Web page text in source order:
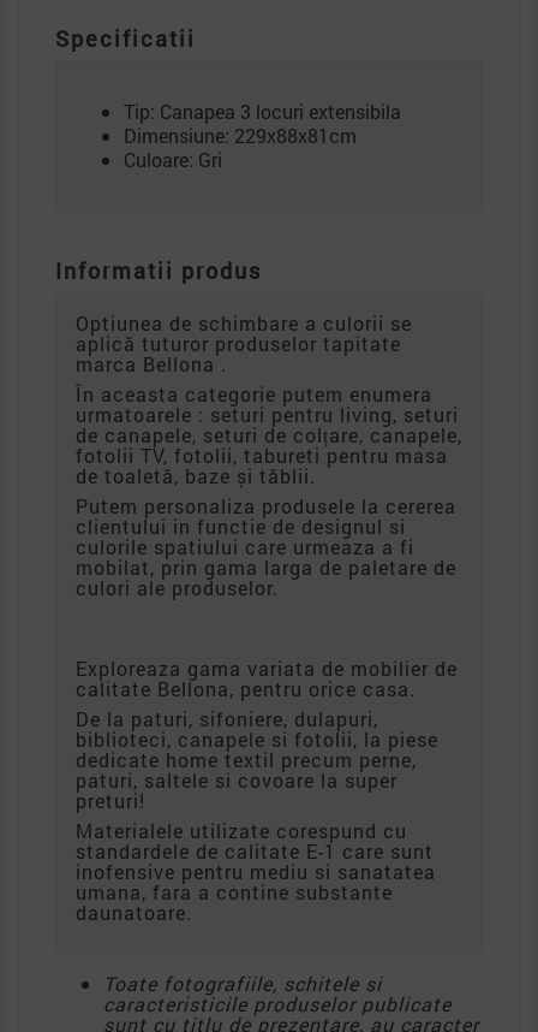
Specificatii
Tip: Canapea 3 locuri extensibila
Dimensiune: 229x88x81cm
Culoare: Gri
Informatii produs
Optiunea de schimbare a culorii se
aplică tuturor produselor tapitate
marca Bellona .
În aceasta categorie putem enumera
urmatoarele : seturi pentru living, seturi
de canapele, seturi de colțare, canapele,
fotolii TV, fotolii, tabureti pentru masa
de toaletă, baze și tăblii.
Putem personaliza produsele la cererea
clientului in functie de designul si
culorile spatiului care urmeaza a fi
mobilat, prin gama larga de paletare de
culori ale produselor.
Exploreaza gama variata de mobilier de
calitate Bellona, pentru orice casa.
De la paturi, sifoniere, dulapuri,
biblioteci, canapele si fotolii, la piese
dedicate home textil precum perne,
paturi, saltele si covoare la super
preturi!
Materialele utilizate corespund cu
standardele de calitate E-1 care sunt
inofensive pentru mediu si sanatatea
umana, fara a contine substante
daunatoare.
Toate fotografiile, schitele si
caracteristicile produselor publicate
sunt cu titlu de prezentare, au caracter